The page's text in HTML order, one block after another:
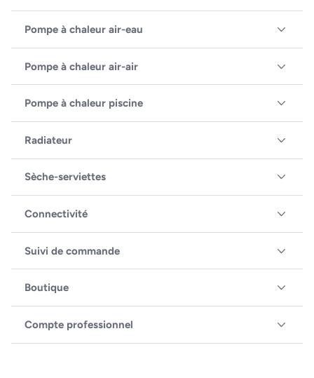
Pompe à chaleur air-eau
Pompe à chaleur air-air
Pompe à chaleur piscine
Radiateur
Sèche-serviettes
Connectivité
Suivi de commande
Boutique
Compte professionnel